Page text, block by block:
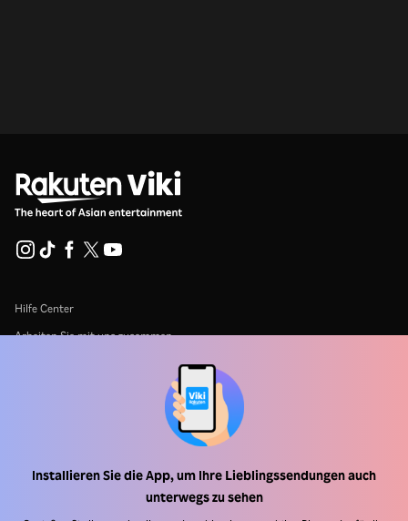
Installieren Sie die App, um Ihre Lieblingssendungen auch
unterwegs zu sehen
Hilfe Center
Arbeiten Sie mit uns zusammen
Datenschutzrichtlinie